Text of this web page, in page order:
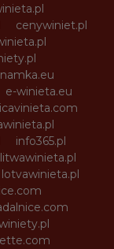
cenywiniet.pl
e-winieta.eu
info365.pl
litwawinieta.pl
lotvawinieta.pl